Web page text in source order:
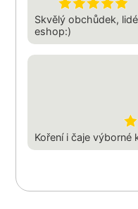
Skvělý obchůdek,
eshop:)
Koření i čaje